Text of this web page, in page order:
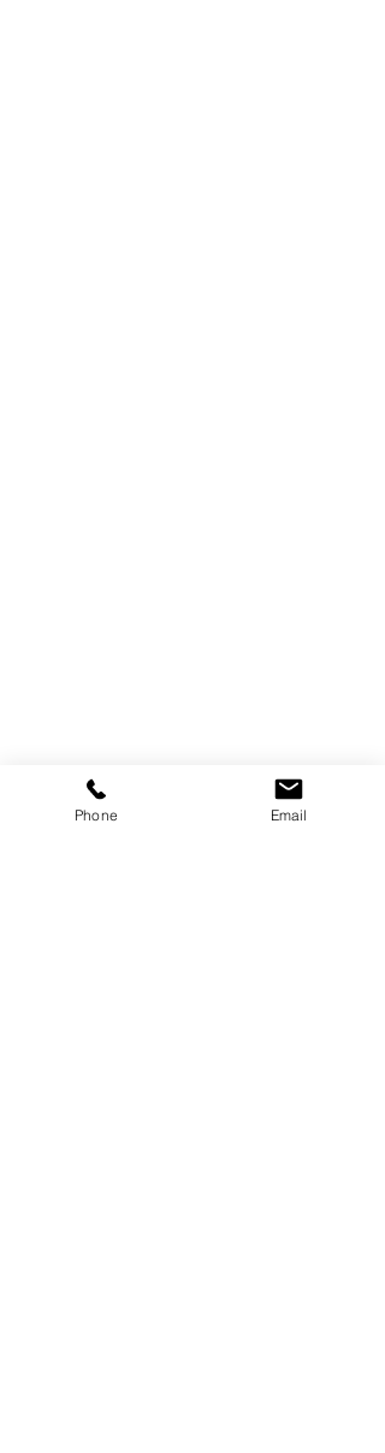
Phone Email